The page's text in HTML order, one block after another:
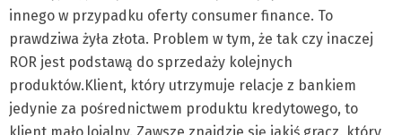
innego w przypadku oferty consumer finance. To
prawdziwa żyła złota. Problem w tym, że tak czy inaczej
ROR jest podstawą do sprzedaży kolejnych
produktów. Klient, który utrzymuje relacje z bankiem
jedynie za pośrednictwem produktu kredytowego, to